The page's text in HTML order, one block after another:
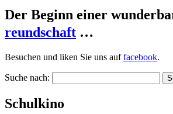
Der Beginn einer
reundschaft …
Besuchen und liken Sie uns auffacebook.
Suche nach:
Schulkino